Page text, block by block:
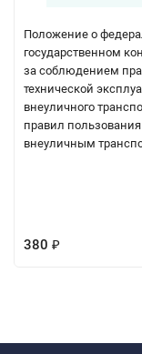
Положение о
государственном
за соблюдением
технической
внеуличного
правил пользования
внеуличным
380 ₽